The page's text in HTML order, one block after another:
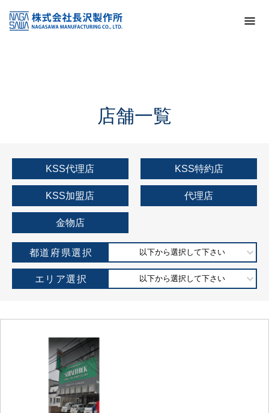
KSS加盟店・取扱店情報
店舗一覧
店舗一覧
KSS代理店 KSS特約店
KSS加盟店 代理店
金物店
都道府県選択 以下から選択して下さい
エリア選択 以下から選択して下さい